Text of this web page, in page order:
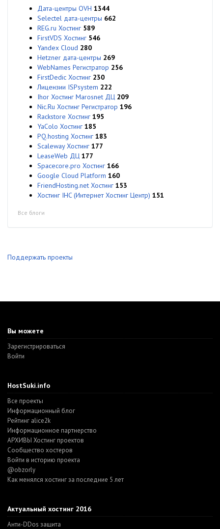
Дата-центры OVH 1344
Selectel дата-центры 662
REG.ru Хостинг 589
FirstVDS Хостинг 546
Yandex Cloud 280
Hetzner дата-центры 269
WebNames Регистратор 256
FirstDedic Хостинг 230
Лицензии ISPsystem 222
Ihor Хостинг Marosnet ДЦ 209
Nic.Ru Хостинг Регистратор 196
Rackstore Хостинг 195
YaColo Хостинг 185
PQ.hosting Хостинг 183
Scaleway Хостинг 177
LeaseWeb ДЦ 177
Spacecore.pro Хостинг 166
Google Cloud Platform 160
FriendHosting.net Хостинг 153
Хостинг IHC (Интернет Хостинг Центр) 151
Все блоги
Поддержать проекты
Вы можете
Зарегистрироваться
Войти
HostSuki.info
Все проекты
Информационный блог
Рейтинг alice2k
Информационное партнерство
АРХИВЫ Хостинг проектов
Cообщество хостеров
Войти в историю проекта
@obzorly
Как менялся хостинг за последние 5 лет
Актуальный хостинг 2016
Анти-DDos защита